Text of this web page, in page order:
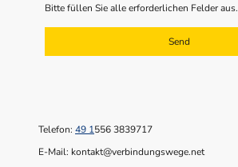
Bitte füllen Sie alle erforderlichen Felder aus.
Send
Telefon: 49 1556 3839717
E-Mail: kontakt@verbindungswege.net